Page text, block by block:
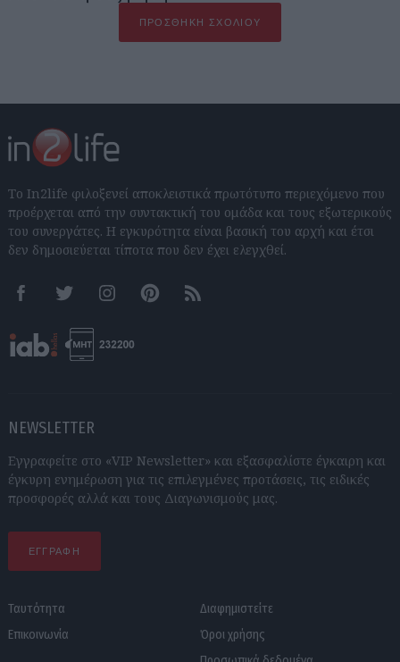
ΠΡΟΣΘΉΚΗ ΣΧΟΛΊΟΥ
Το In2life φιλοξενεί αποκλειστικά πρωτότυπο περιεχόμενο που
προέρχεται από την συντακτική του ομάδα και τους εξωτερικούς
του συνεργάτες. Η εγκυρότητα είναι βασική του αρχή και έτσι
δεν δημοσιεύεται τίποτα που δεν έχει ελεγχθεί.
FacebookTwitter InstagramPinterestRSS feeds
NEWSLETTER
Εγγραφείτε στο «VIP Newsletter» και εξασφαλίστε έγκαιρη και
έγκυρη ενημέρωση για τις επιλεγμένες προτάσεις, τις ειδικές
προσφορές αλλά και τους Διαγωνισμούς μας.
ΕΓΓΡΑΦΗ
Ταυτότητα
Επικοινωνία
Διαφημιστείτε
Όροι χρήσης